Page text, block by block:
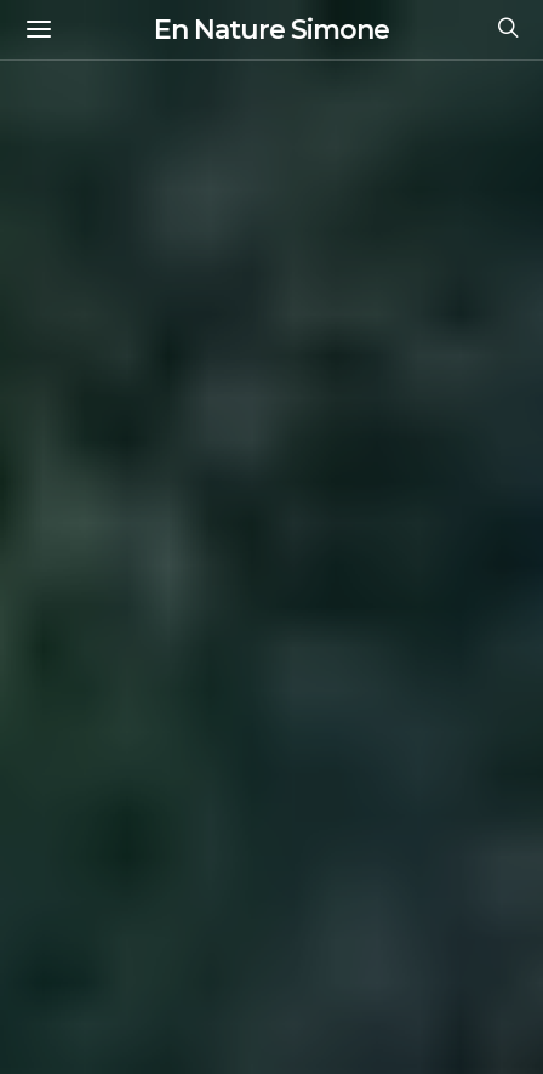
En Nature Simone